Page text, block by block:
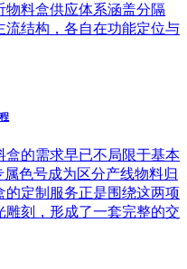
料盒供应体系涵盖分隔
结构，各自在功能定位与
的需求早已不局限于基本
色号成为区分产线物料归
的定制服务正是围绕这两项
刻，形成了一套完整的交